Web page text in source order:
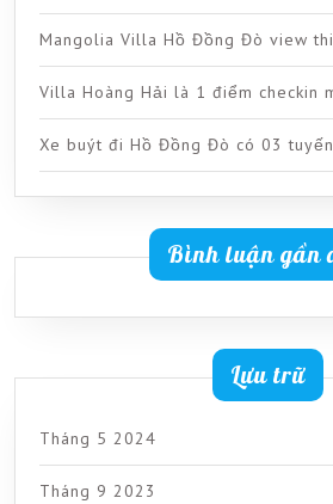
Mangolia Villa Hồ Đồng Đò view
Villa Hoàng Hải là 1 điểm checkin
Xe buýt đi Hồ Đồng Đò có 03
Bình luận gần
Lưu trữ
Tháng 5 2024
Tháng 9 2023